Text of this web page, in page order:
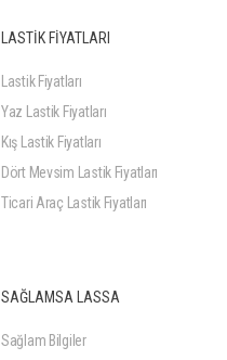
LASTİK FİYATLARI
Lastik Fiyatları
Yaz Lastik Fiyatları
Kış Lastik Fiyatları
Dört Mevsim Lastik Fiyatları
Ticari Araç Lastik Fiyatları
SAĞLAMSA LASSA
Sağlam Bilgiler